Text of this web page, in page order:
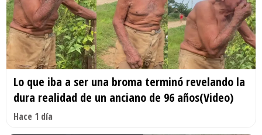
Lo que iba a ser una broma terminó revelando la
dura realidad de un anciano de 96 años(Video)
Hace 1 día